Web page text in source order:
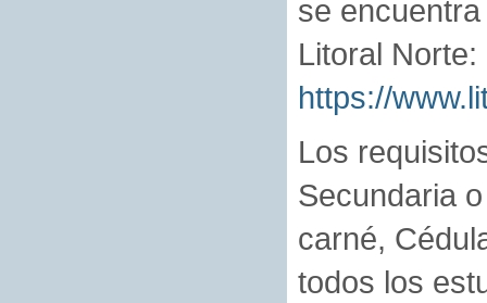
se
Litoral Norte:
https://
Los
Secundaria
carné,
todos los